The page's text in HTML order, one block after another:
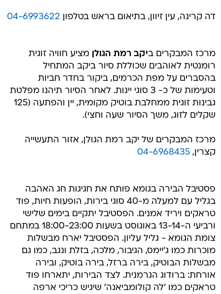
דה קרינה, עין זיוון, בתיאום בראש בטלפון 04-6993622
מרכז המבקרים ביקב רמת הגולן מציע חוויה זוגית
רומנטית לאוהבים שכוללת סיור ביקב המתחיל
בהסברים על מפת הכרמים, ביקור בחדר חביות
וטעימות של כ- 3 סוגי יינות. לאחר הסיור תיהנו מפלטת
גבינות זוגית ממחלבת בוטיק מקומית, יין והפתעה (125
שקלים לזוג, משך הסיור שעה וחצי).
מרכז המבקרים של יקב רמת הגולן, אזור התעשייה
קצרין,04-6968435
פסטיבל הבירה בגומא פותח את חגיגות חג האהבה
בגליל עם למעלה מ-40 סוגי בירות, הופעות חיות, פוד
טראקים ויריד אמנים. הפסטיבל יתקיים בימים שלישי
ורביעי ה-13-14 באוגוסט בשעות 18:00-23:00 במתחם
צומת הגומא - גליל עליון. הפסטיבל יארח מבשלות
מוכרות כמו ג'יימס, הגיבור, מלכה, בזלת ונגב, כמו גם
מבשלות הבוטיק, בירה ברזל, בירה בוטיק, ובירה
אורחת: ברודוג הגרמנית. לצד הבירות, יתארחו פוד
טראקים כמו 'לה קולומביאנה' שיגיש כריכי ארפה